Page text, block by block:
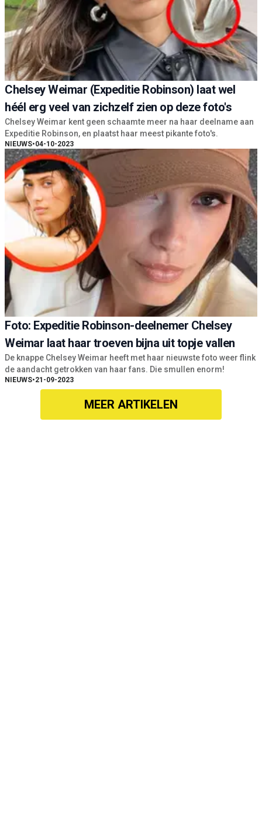
Chelsey Weimar (Expeditie Robinson) laat wel
héél erg veel van zichzelf zien op deze foto's
Chelsey Weimar kent geen schaamte meer na haar deelname aan
Expeditie Robinson, en plaatst haar meest pikante foto's.
NIEUWS•04-10-2023
Foto: Expeditie Robinson-deelnemer Chelsey
Weimar laat haar troeven bijna uit topje vallen
De knappe Chelsey Weimar heeft met haar nieuwste foto weer flink
de aandacht getrokken van haar fans. Die smullen enorm!
NIEUWS•21-09-2023
MEER ARTIKELEN